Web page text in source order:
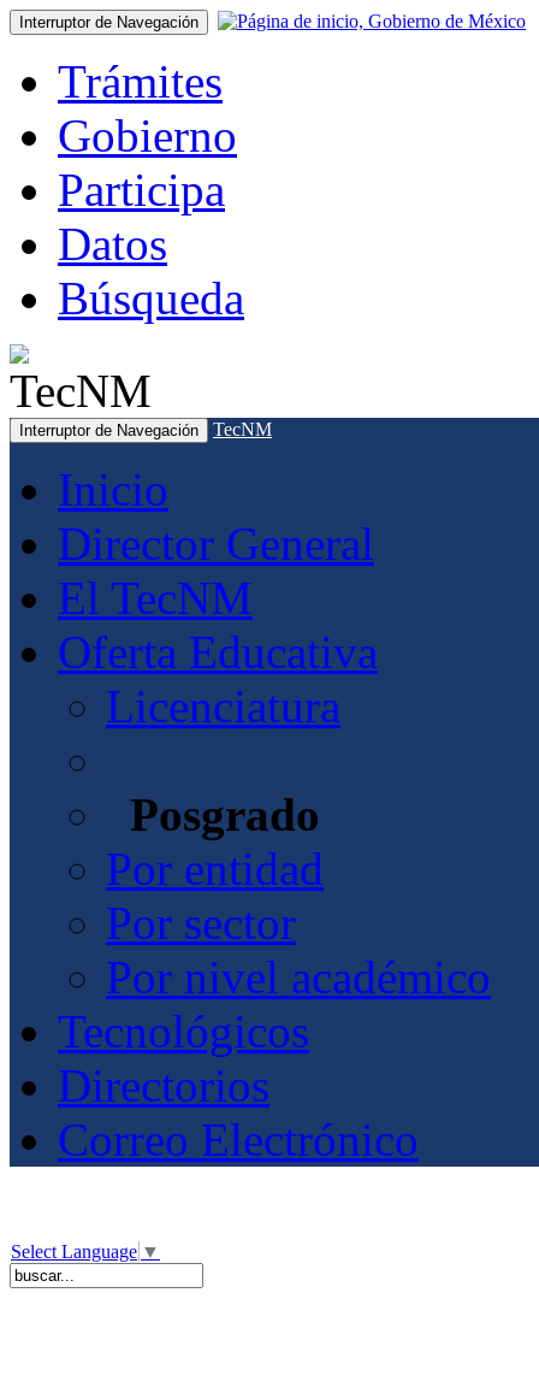
Interruptor de Navegación
Trámites
Gobierno
Participa
Datos
Búsqueda
Interruptor de Navegación TecNM
Inicio
Director General
El TecNM
Oferta Educativa
Licenciatura
Posgrado
Por entidad
Por sector
Por nivel académico
Tecnológicos
Directorios
Correo Electrónico
Select Language ▼